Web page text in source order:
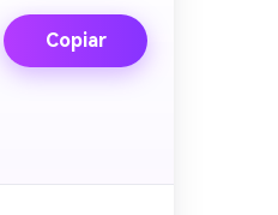
Copiar